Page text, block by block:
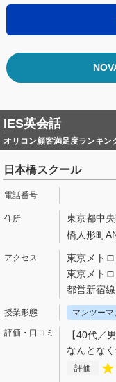
IES英会話
オリコン顧客満足度ランキン
日本橋スクール
東京都中
橋人形町
東京メト
東京メト
都営新宿
マンツーマ
【40代／
なんとな
評価